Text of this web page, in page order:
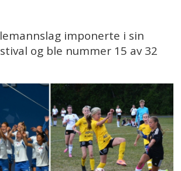
imponerte i sin
og ble nummer 15 av 32